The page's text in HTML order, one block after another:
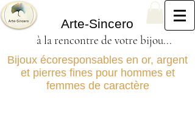
Arte-Sincero
à la rencontre de votre bijou...
Bijoux écoresponsables en or, argent
et pierres fines pour hommes et
femmes de caractère